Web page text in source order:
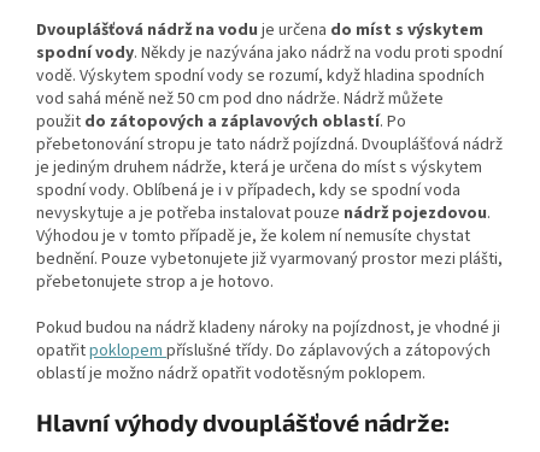
Dvouplášťová nádrž na vodu je určena do míst s výskytem
spodní vody. Někdy je nazývána jako nádrž na vodu proti spodní
vodě. Výskytem spodní vody se rozumí, když hladina spodních
vod sahá méně než 50 cm pod dno nádrže. Nádrž můžete
použit do zátopových a záplavových oblastí. Po
přebetonování stropu je tato nádrž pojízdná. Dvouplášťová nádrž
je jediným druhem nádrže, která je určena do míst s výskytem
spodní vody. Oblíbená je i v případech, kdy se spodní voda
nevyskytuje a je potřeba instalovat pouze nádrž pojezdovou.
Výhodou je v tomto případě je, že kolem ní nemusíte chystat
bednění. Pouze vybetonujete již vyarmovaný prostor mezi plášti,
přebetonujete strop a je hotovo.
Pokud budou na nádrž kladeny nároky na pojízdnost, je vhodné ji
opatřitpoklopem příslušné třídy. Do záplavových a zátopových
oblastí je možno nádrž opatřit vodotěsným poklopem.
Hlavní výhody dvouplášťové nádrže: